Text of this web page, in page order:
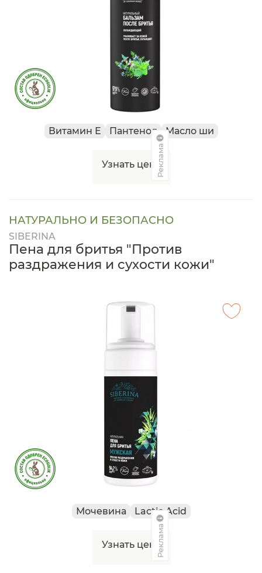
Витамин Е Пантенол Масло ши
Узнать ценуРеклама
НАТУРАЛЬНО И БЕЗОПАСНО
SIBERINA
Пена для бритья "Против
раздражения и сухости кожи"
Мочевина Lactic Acid
Узнать ценуРеклама